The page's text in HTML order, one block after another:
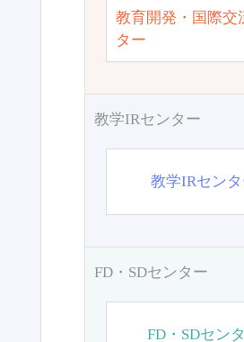
教育開発・国際交
ター
教学IRセンター
教学IRセン
FD・SDセンター
FD・SDセン